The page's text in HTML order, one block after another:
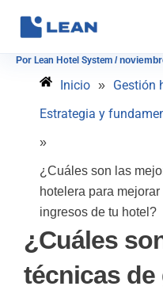
Por Lean Hotel System /
Inicio » Gestión
Estrategia y
»
¿Cuáles son las
hotelera para
ingresos de tu hotel?
¿Cuáles
técnicas